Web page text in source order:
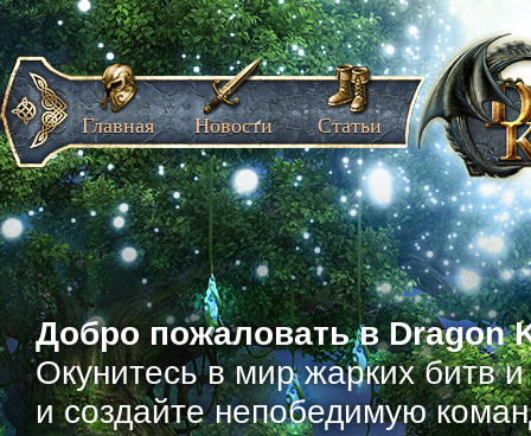
Добро пожаловать в Dragon
Окунитесь в мир жарких битв
и создайте непобедимую
Главная Новости Статьи